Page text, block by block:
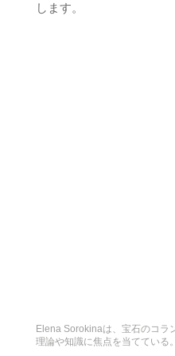
します。
Elena Sorokinaは、宝石のコラ
理論や知識に焦点を当てている